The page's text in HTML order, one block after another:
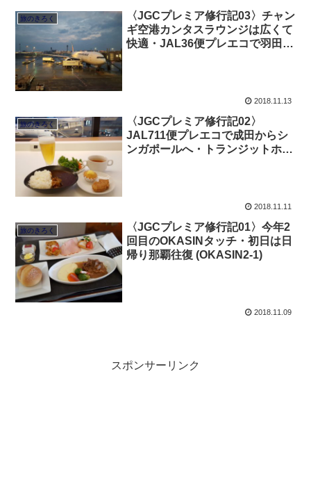
旅のきろく
〈JGCプレミア修行記03〉チャン
ギ空港カンタスラウンジは広くて
快適・JAL36便プレエコで羽田へ
2018.11.13
旅のきろく
〈JGCプレミア修行記02〉
JAL711便プレエコで成田からシ
ンガポールへ・トランジットホテ
2018.11.11
旅のきろく
〈JGCプレミア修行記01〉今年2
回目のOKASINタッチ・初日は日
帰り那覇往復 (OKASIN2-1)
2018.11.09
スポンサーリンク